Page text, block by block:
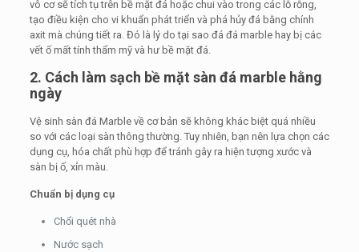
vô cơ sẽ tích tụ trên bề mặt đá hoặc chui vào trong các lỗ rỗng,
tạo điều kiện cho vi khuẩn phát triển và phá hủy đá bằng chính
axit mà chúng tiết ra. Đó là lý do tại sao đá đá marble hay bị các
vết ố mất tính thẩm mỹ và hư bề mặt đá.
2. Cách làm sạch bề mặt sàn đá marble hằng
ngày
Vệ sinh sàn đá Marble về cơ bản sẽ không khác biệt quá nhiều
so với các loại sàn thông thường. Tuy nhiên, bạn nên lựa chọn các
dụng cụ, hóa chất phù hợp để tránh gây ra hiện tượng xước và
sàn bị ố, xỉn màu.
Chuẩn bị dụng cụ
Chổi quét nhà
Nước sạch